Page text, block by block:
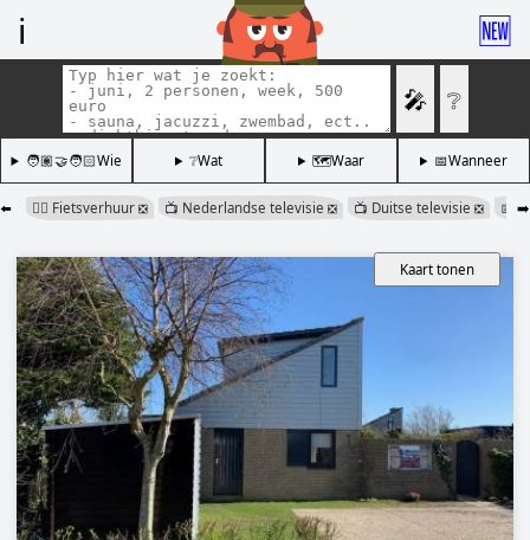
ℹ️ 🆕
🎤 ❔
🧑🏽‍🤝‍🧑🏻Wie ❔Wat 🗺️Waar 📅Wanneer
⬅️ ➡️
🚴‍♂️ Fietsverhuur ❎ 📺 Nederlandse televisie ❎ 📺 Duitse televisie ❎ 📅
Kaart tonen